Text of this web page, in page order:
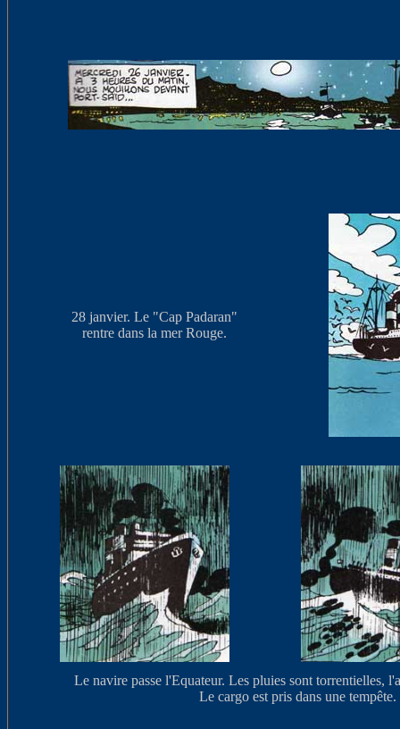
28 janvier. Le "Cap Padaran"
rentre dans la mer Rouge.
Le navire passe l'Equateur. Les pluies sont torrentielles,
Le cargo est pris dans une tempête.